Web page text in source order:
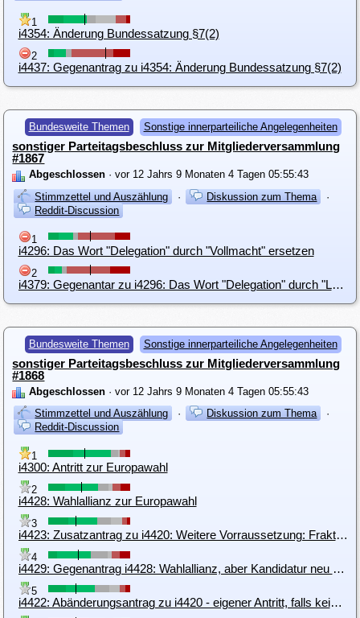
1
i4354: Änderung Bundessatzung §7(2)
2
i4437: Gegenantrag zu i4354: Änderung Bundessatzung §7(2)
Bundesweite Themen Sonstige innerparteiliche Angelegenheiten
sonstiger Parteitagsbeschluss zur Mitgliederversammlung
#1867
Abgeschlossen · vor 12 Jahrs 9 Monaten 4 Tagen 05:55:43
Stimmzettel und Auszählung
· Diskussion zum Thema
·
Reddit-Discussion
1
i4296: Das Wort "Delegation" durch "Vollmacht" ersetzen
2
i4379: Gegenantar zu i4296: Das Wort "Delegation" durch "Lobbyismus" ersetzen
Bundesweite Themen Sonstige innerparteiliche Angelegenheiten
sonstiger Parteitagsbeschluss zur Mitgliederversammlung
#1868
Abgeschlossen · vor 12 Jahrs 9 Monaten 4 Tagen 05:55:43
Stimmzettel und Auszählung
· Diskussion zum Thema
·
Reddit-Discussion
1
i4300: Antritt zur Europawahl
2
i4428: Wahlallianz zur Europawahl
3
i4423: Zusatzantrag zu i4420: Weitere Vorraussetzung: Fraktion der PPEU
4
i4429: Gegenantrag i4428: Wahlallianz, aber Kandidatur neu ausschreiben
5
i4422: Abänderungsantrag zu i4420 - eigener Antritt, falls keine Kooperation zustandekommt (Liste sofort wählen)